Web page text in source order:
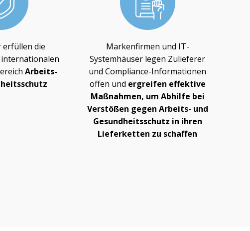
die
Arbeits-
Markenfirmen und IT-
Systemhäuser legen Zulieferer
und Compliance-Informationen
offen und ergreifen effektive
Maßnahmen, um Abhilfe bei
Verstößen gegen Arbeits- und
Gesundheitsschutz in ihren
Lieferketten zu schaffen